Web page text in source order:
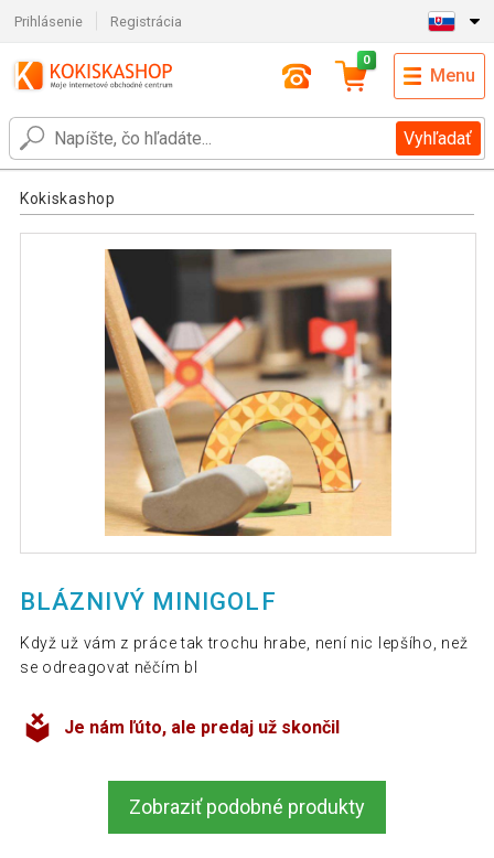
Prihlásenie Registrácia
Vyhľadať
0
Menu
Kokiskashop
BLÁZNIVÝ MINIGOLF
Když už vám z práce tak trochu hrabe, není nic lepšího, než
se odreagovat něčím bl
Je nám ľúto, ale predaj už skončil
Zobraziť podobné produkty